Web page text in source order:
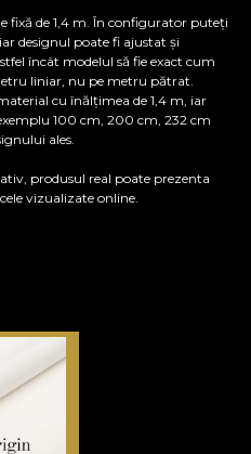
fixă de 1,4 m. În configurator puteți
designul poate fi ajustat și
încât modelul să fie exact cum
liniar, nu pe metru pătrat.
cu înălțimea de 1,4 m, iar
100 cm, 200 cm, 232 cm
ales.
produsul real poate prezenta
vizualizate online.